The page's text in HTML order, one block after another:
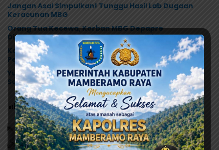
Jangan Asal Simpulkan! Tunggu Hasil Lab Dugaan
Keracunan MBG
Orang Tua Kecewa, Korban MBG Depapre
Dipulangkan Saat Masih Muntah dan Diare
Korban Bertambah, Orang Tua Murid Desak MBG di
Pesisir Tanah Merah Dihentikan
Yunus Wonda: Data Korban MBG Akan Diumumkan
Setelah Observasi Tiga Hari
Post Views:69